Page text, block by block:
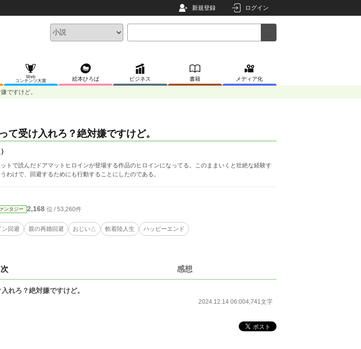
新規登録 ログイン
Web
コンテンツ大賞
絵本ひろば ビジネス 書籍 メディア化
ですけど。
て受け入れろ？絶対嫌ですけど。
）
トで読んだドアマットヒロインが登場する作品のヒロインになってる。このままいくと壮絶な経験す
わけで、回避するためにも行動することにしたのである。
ンタジー 2,168 位 / 53,260件
ン回避 親の再婚回避 おじい△ 軟着陸人生 ハッピーエンド
感想
れろ？絶対嫌ですけど。
2024.12.14 06:004,741文字